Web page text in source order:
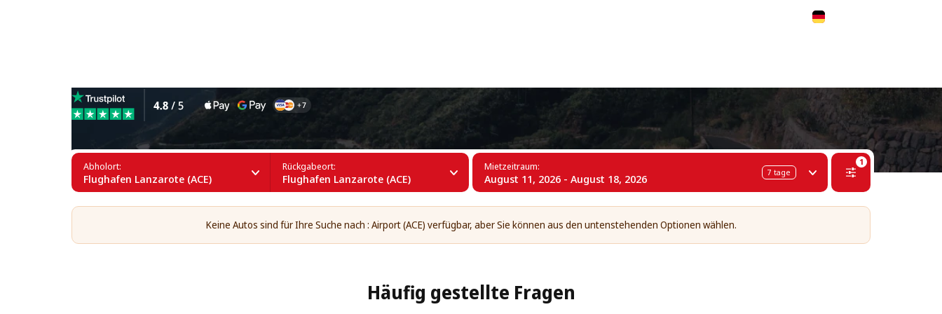
Abholort:
Flughafen Lanzarote (ACE)
Rückgabeort:
Flughafen Lanzarote (ACE)
Mietzeitraum:
August 11, 2026 - August 18, 2026 7 tage
1
Keine Autos sind für Ihre Suche nach : Airport (ACE) verfügbar, aber Sie können aus den untenstehenden Optionen wählen.
Häufig gestellte Fragen